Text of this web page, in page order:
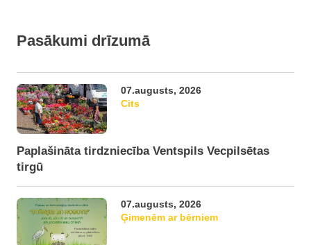
Pasākumi drīzumā
07.augusts, 2026
Cits
Paplašināta tirdzniecība Ventspils Vecpilsētas
tirgū
07.augusts, 2026
Ģimenēm ar bērniem